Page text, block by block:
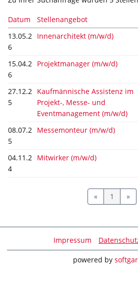
Datum Stellenangebot
13.05.2
6
Innenarchitekt (m/w/d)
15.04.2
6
Projektmanager (m/w/d)
27.12.2
5
Kaufmännische Assistenz im
Projekt-, Messe- und
Eventmanagement (m/w/d)
08.07.2
5
Messemonteur (m/w/d)
04.11.2
4
Mitwirker (m/w/d)
« 1 »
Impressum
powered by